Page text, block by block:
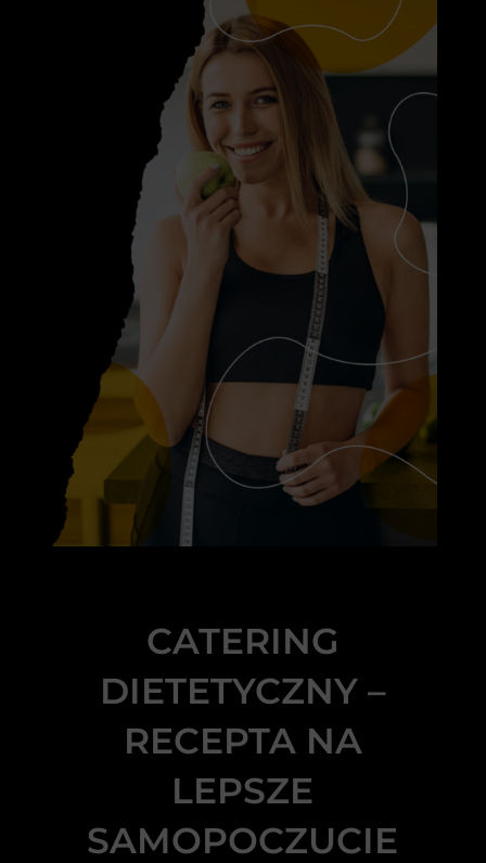
CATERING
DIETETYCZNY –
RECEPTA NA
LEPSZE
SAMOPOCZUCIE